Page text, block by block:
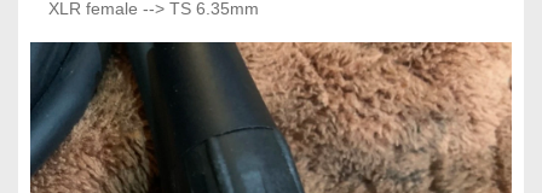
XLR female --> TS 6.35mm